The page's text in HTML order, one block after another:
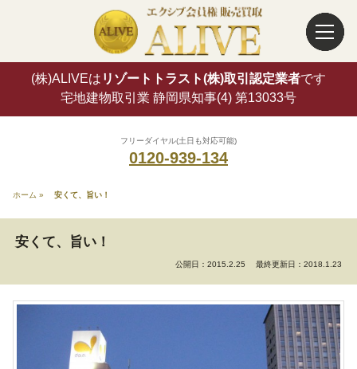
(株)ALIVEは リゾートトラスト(株)取引認定業者です
宅地建物取引業 静岡県知事(4) 第13033号
フリーダイヤル(土日も対応可能)
0120-939-134
ホーム » 安くて、旨い！
安くて、旨い！
公開日：2015.2.25 最終更新日：2018.1.23